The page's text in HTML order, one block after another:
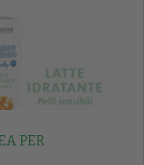
PER